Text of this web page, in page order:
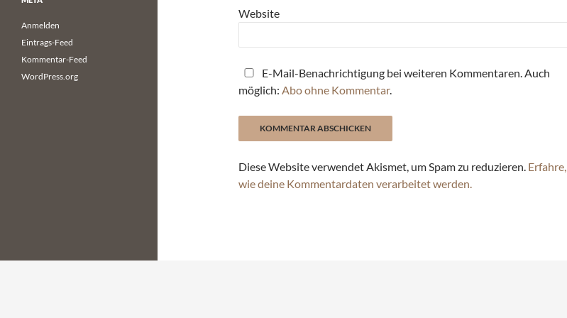
Website
E-Mail-Benachrichtigung bei weiteren Kommentaren. Auch
möglich: Abo ohne Kommentar.
Diese Website verwendet Akismet, um Spam zu reduzieren. Erfahre,
wie deine Kommentardaten verarbeitet werden.
Anmelden
Eintrags-Feed
Kommentar-Feed
WordPress.org